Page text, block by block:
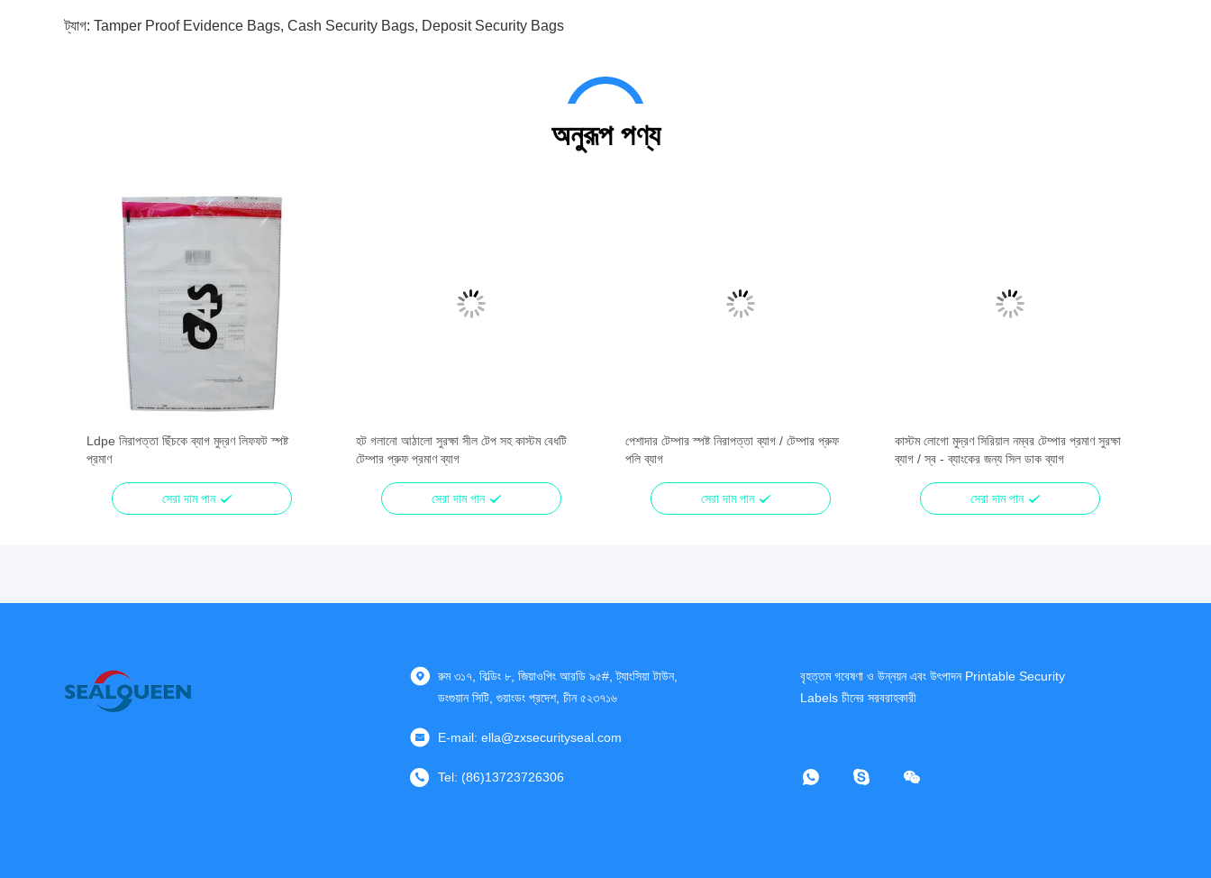
ট্যাগ: Tamper Proof Evidence Bags, Cash Security Bags, Deposit Security Bags
অনুরূপ পণ্য
Ldpe নিরাপত্তা ছিঁচকে ব্যাগ মুদ্রণ লিফফট স্পষ্ট
প্রমাণ
সেরা দাম পান
হট গলানো আঠালো সুরক্ষা সীল টেপ সহ কাস্টম বেধটি
টেম্পার প্রুফ প্রমাণ ব্যাগ
সেরা দাম পান
পেশাদার টেম্পার স্পষ্ট নিরাপত্তা ব্যাগ / টেম্পার প্রুফ
পলি ব্যাগ
সেরা দাম পান
কাস্টম লোগো মুদ্রণ সিরিয়াল নম্বর টেম্পার প্রমাণ সুরক্ষা
ব্যাগ / স্ব - ব্যাংকের জন্য সিল ডাক ব্যাগ
সেরা দাম পান
রুম ৩১৭, বিল্ডিং ৮, জিয়াওপিং আরডি ৯৫#, ট্যাংসিয়া টাউন,
ডংগুয়ান সিটি, গুয়াংডং প্রদেশ, চীন ৫২৩৭১৬
E-mail: ella@zxsecurityseal.com
Tel: (86)13723726306
বৃহত্তম গবেষণা ও উন্নয়ন এবং উৎপাদন Printable Security
Labels চীনের সরবরাহকারী